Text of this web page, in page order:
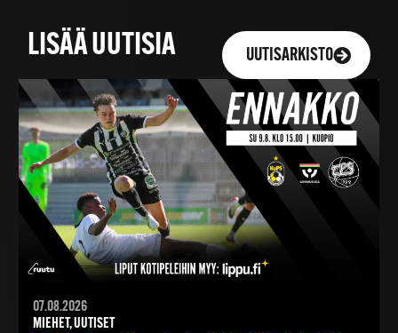
LISÄÄ UUTISIA UUTISARKISTO
07.08.2026
MIEHET, UUTISET